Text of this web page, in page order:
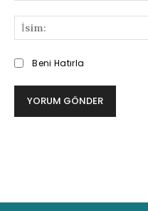
ve
Deneyimlerinizi
Beni Hatırla